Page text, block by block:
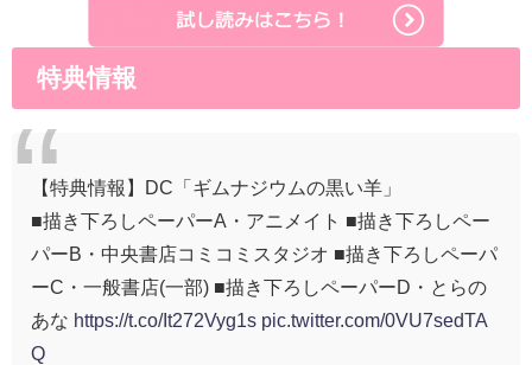
特典情報
【特典情報】DC「ギムナジウムの黒い羊」
■描き下ろしペーパーA・アニメイト ■描き下ろしペー
パーB・中央書店コミコミスタジオ ■描き下ろしペーパ
ーC・一般書店(一部) ■描き下ろしペーパーD・とらの
あな https://t.co/It272Vyg1s pic.twitter.com/0VU7sedTA
Q